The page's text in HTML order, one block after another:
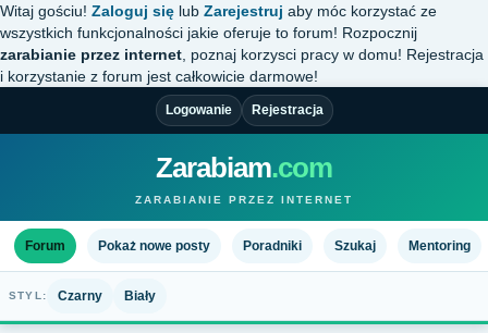
Witaj gościu! Zaloguj się lub Zarejestruj aby móc korzystać ze
wszystkich funkcjonalności jakie oferuje to forum! Rozpocznij
zarabianie przez internet , poznaj korzysci pracy w domu! Rejestracja
i korzystanie z forum jest całkowicie darmowe!
Logowanie Rejestracja
Zarabiam.com
ZARABIANIE PRZEZ INTERNET
Forum Pokaż nowe posty Poradniki Szukaj Mentoring
STYL: Czarny Biały